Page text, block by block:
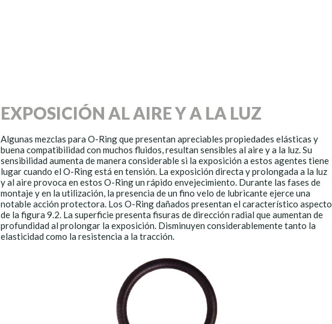
EXPOSICIÓN AL AIRE Y A LA LUZ
Algunas mezclas para O-Ring que presentan apreciables propiedades elásticas y
buena compatibilidad con muchos fluidos, resultan sensibles al aire y a la luz. Su
sensibilidad aumenta de manera considerable si la exposición a estos agentes tiene
lugar cuando el O-Ring está en tensión. La exposición directa y prolongada a la luz
y al aire provoca en estos O-Ring un rápido envejecimiento. Durante las fases de
montaje y en la utilización, la presencia de un fino velo de lubricante ejerce una
notable acción protectora. Los O-Ring dañados presentan el característico aspecto
de la figura 9.2. La superficie presenta fisuras de dirección radial que aumentan de
profundidad al prolongar la exposición. Disminuyen considerablemente tanto la
elasticidad como la resistencia a la tracción.